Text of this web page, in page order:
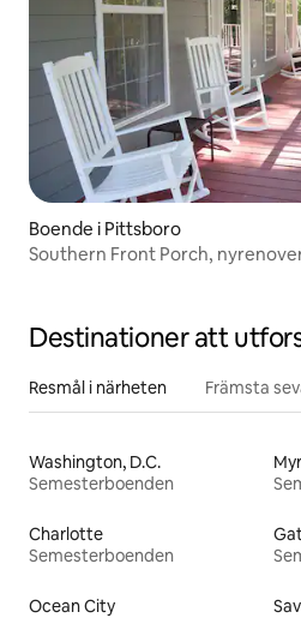
Boende i Pittsboro
Southern Front Porch,
Destinationer att
Resmål i närheten Främsta
Washington, D.C.
Semesterboenden
Charlotte
Semesterboenden
Ocean City